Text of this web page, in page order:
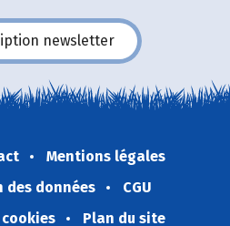
newsletter
Mentions légales
des données
CGU
Plan du site